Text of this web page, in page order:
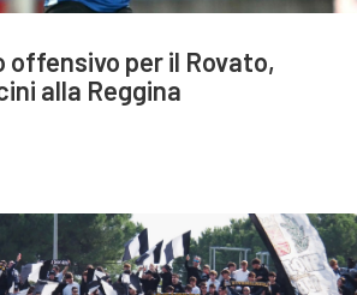
offensivo per il Rovato,
alla Reggina